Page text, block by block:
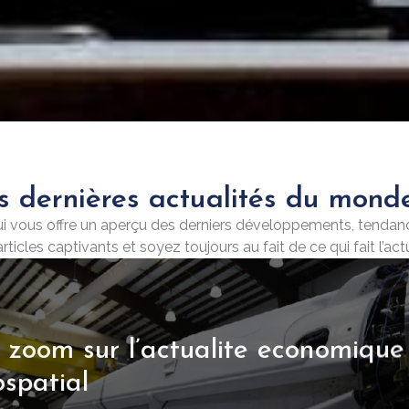
dernières actualités du
vous offre un aperçu des derniers développements,
captivants et soyez toujours au fait de ce qui fait
economique du geant
et la reglementation pour
sur l’actualite economique
Les tampons de societe et
leurs mentions obligatoires